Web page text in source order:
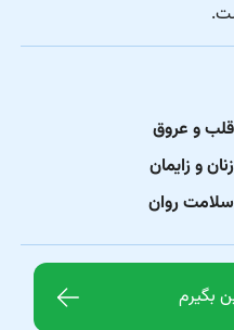
قلب و عروق
زنان و زایمان
سلامت روان
بگیرم